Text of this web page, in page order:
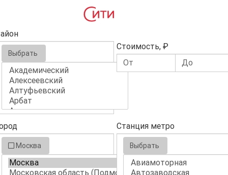
Выбрать
Стоимость, ₽
Москва
Станция метро
Выбрать